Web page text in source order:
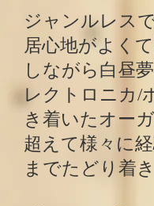
ジャンルレス
居心地がよく
しながら白昼
レクトロニカ/
き着いたオー
超えて様々に
までたどり着